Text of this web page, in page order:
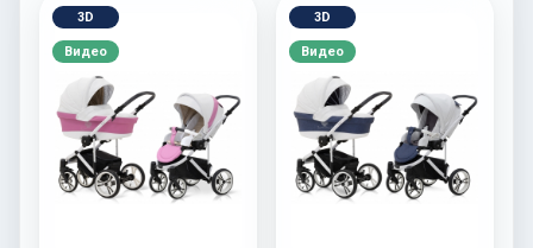
3D
Видео
3D
Видео